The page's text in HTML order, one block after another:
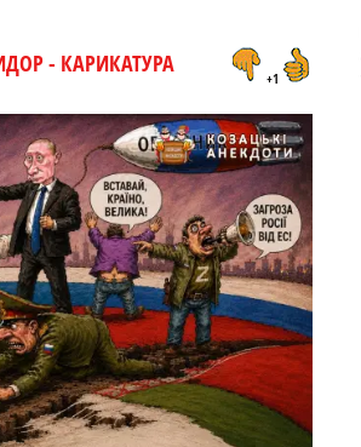
- КАРИКАТУРА
+1